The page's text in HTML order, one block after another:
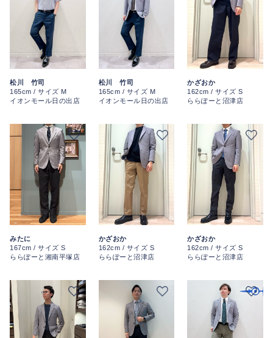
松川 竹司
165cm / サイズ M
イオンモール日の出店
松川 竹司
165cm / サイズ M
イオンモール日の出店
かざおか
162cm / サイズ S
ららぽーと沼津店
みたに
167cm / サイズ S
ららぽーと湘南平塚店
かざおか
162cm / サイズ S
ららぽーと沼津店
かざおか
162cm / サイズ S
ららぽーと沼津店